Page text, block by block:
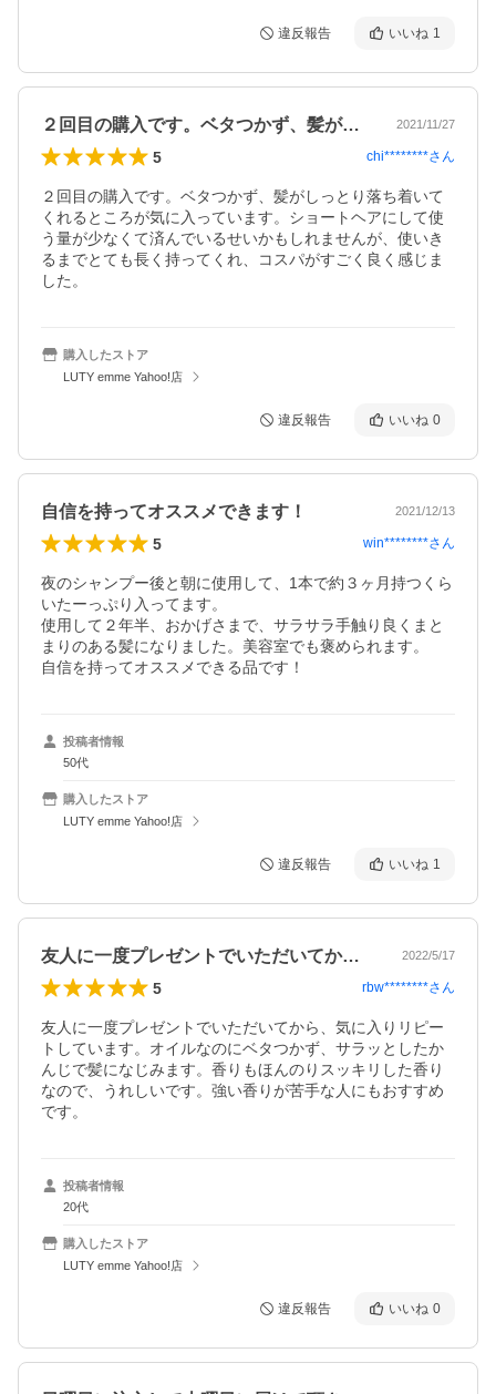
違反報告 いいね 1
２回目の購入です。ベタつかず、髪がしっ… 2021/11/27
5 chi********さん
２回目の購入です。ベタつかず、髪がしっとり落ち着いて
くれるところが気に入っています。ショートヘアにして使
う量が少なくて済んでいるせいかもしれませんが、使いき
るまでとても長く持ってくれ、コスパがすごく良く感じま
した。
購入したストア
LUTY emme Yahoo!店
違反報告 いいね 0
自信を持ってオススメできます！ 2021/12/13
5 win********さん
夜のシャンプー後と朝に使用して、1本で約３ヶ月持つくら
いたーっぷり入ってます。
使用して２年半、おかげさまで、サラサラ手触り良くまと
まりのある髪になりました。美容室でも褒められます。
自信を持ってオススメできる品です！
投稿者情報
50代
購入したストア
LUTY emme Yahoo!店
違反報告 いいね 1
友人に一度プレゼントでいただいてから、… 2022/5/17
5 rbw********さん
友人に一度プレゼントでいただいてから、気に入りリピー
トしています。オイルなのにベタつかず、サラッとしたか
んじで髪になじみます。香りもほんのりスッキリした香り
なので、うれしいです。強い香りが苦手な人にもおすすめ
です。
投稿者情報
20代
購入したストア
LUTY emme Yahoo!店
違反報告 いいね 0